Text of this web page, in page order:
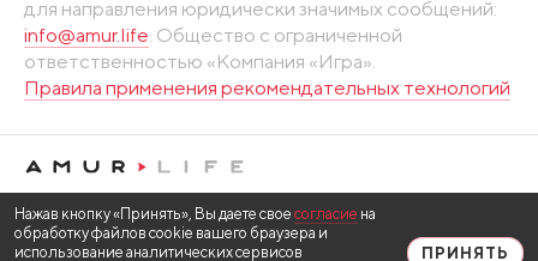
для направления юридически значимых сообщений:
info@amur.life . Общество с ограниченной
ответственностью «Компания «Игра».
Правила применения рекомендательных технологий
Нажав кнопку «Принять», Вы даете свое согласие на
обработку файлов cookie вашего браузера и
использование аналитических сервисов
ПРИНЯТЬ